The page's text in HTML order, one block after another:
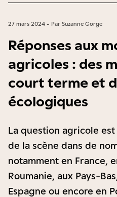
27 mars 2024 - Par Suzanne Gorge
Réponses aux
agricoles : des
court terme et
écologiques
La question agricole
de la scène dans de
notamment en France,
Roumanie, aux Pays-
Espagne ou encore en